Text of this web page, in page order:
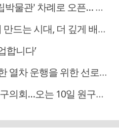
로 오픈… 고운동 정주여건 좋아진다
시대, 더 깊게 배우는 교육
합니다’
차 운행을 위한 선로관리
…오는 10일 원구성 다시 돌입